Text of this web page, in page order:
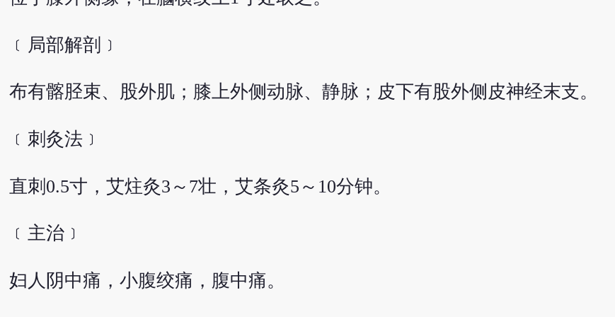
﹝局部解剖﹞
布有髂胫束、股外肌；膝上外侧动脉、静脉；皮下有股外侧皮神经末支。
﹝刺灸法﹞
直刺0.5寸，艾炷灸3～7壮，艾条灸5～10分钟。
﹝主治﹞
妇人阴中痛，小腹绞痛，腹中痛。